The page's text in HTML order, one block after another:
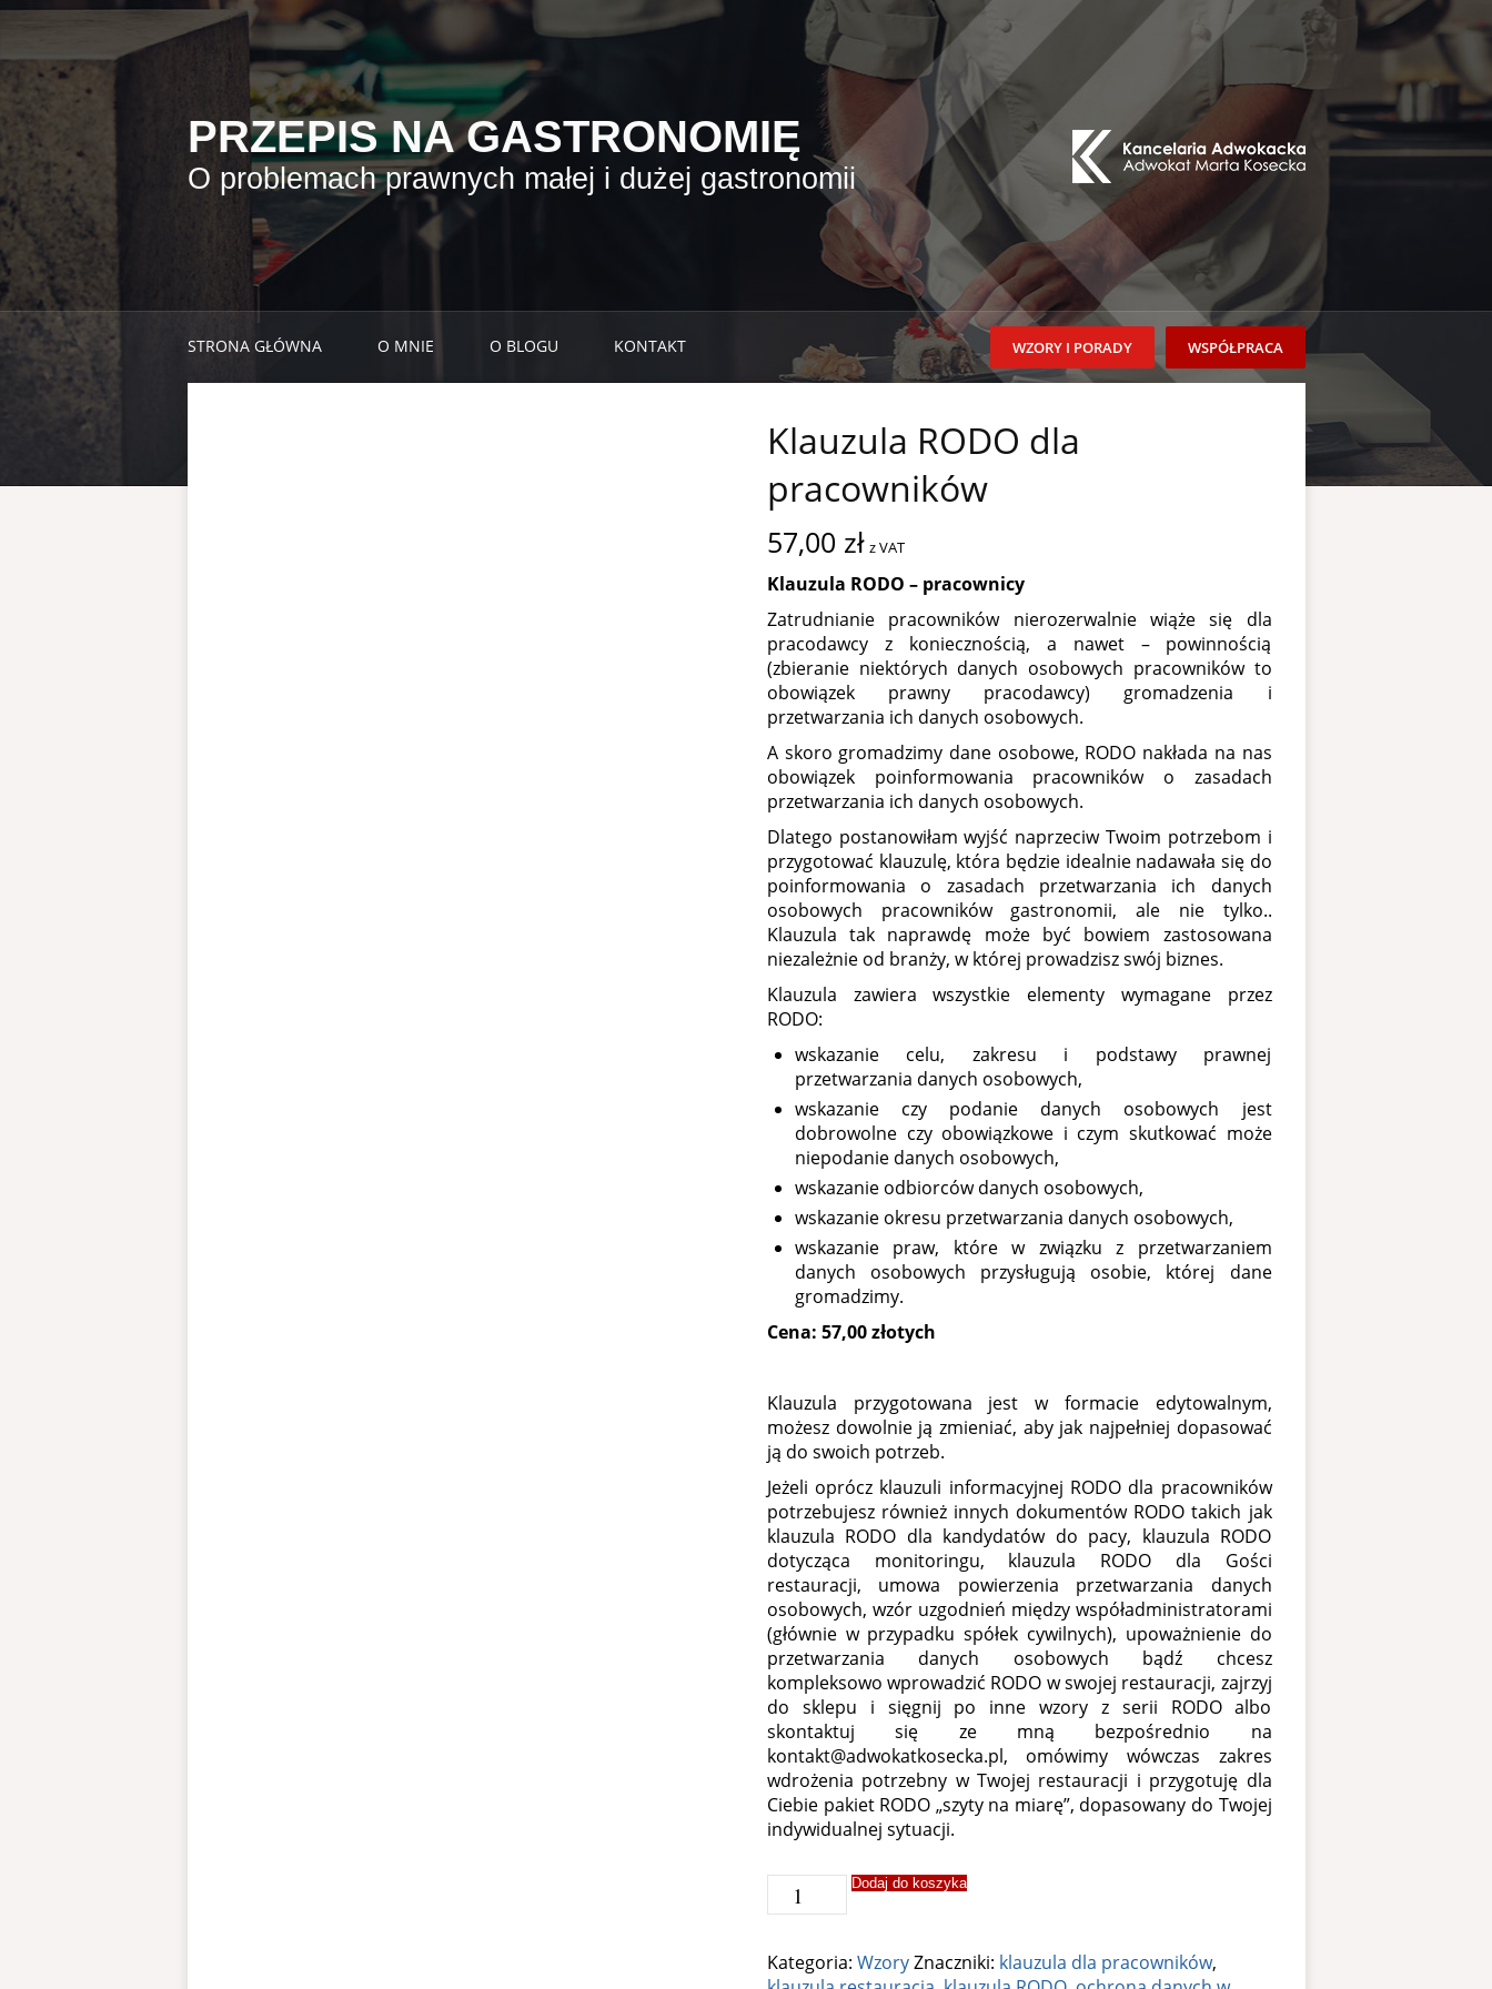
PRZEPIS NA GASTRONOMIĘ
O problemach prawnych małej i dużej gastronomii
STRONA GŁÓWNA O MNIE O BLOGU KONTAKT WSPÓŁPRACA
WZORY I PORADY
Klauzula RODO dla
pracowników
57,00 zł z VAT
Klauzula RODO – pracownicy
Zatrudnianie pracowników nierozerwalnie wiąże się dla
pracodawcy z koniecznością, a nawet – powinnością
(zbieranie niektórych danych osobowych pracowników to
obowiązek prawny pracodawcy) gromadzenia i
przetwarzania ich danych osobowych.
A skoro gromadzimy dane osobowe, RODO nakłada na nas
obowiązek poinformowania pracowników o zasadach
przetwarzania ich danych osobowych.
Dlatego postanowiłam wyjść naprzeciw Twoim potrzebom i
przygotować klauzulę, która będzie idealnie nadawała się do
poinformowania o zasadach przetwarzania ich danych
osobowych pracowników gastronomii, ale nie tylko..
Klauzula tak naprawdę może być bowiem zastosowana
niezależnie od branży, w której prowadzisz swój biznes.
Klauzula zawiera wszystkie elementy wymagane przez
RODO:
wskazanie celu, zakresu i podstawy prawnej
przetwarzania danych osobowych,
wskazanie czy podanie danych osobowych jest
dobrowolne czy obowiązkowe i czym skutkować może
niepodanie danych osobowych,
wskazanie odbiorców danych osobowych,
wskazanie okresu przetwarzania danych osobowych,
wskazanie praw, które w związku z przetwarzaniem
danych osobowych przysługują osobie, której dane
gromadzimy.
Cena: 57,00 złotych
Klauzula przygotowana jest w formacie edytowalnym,
możesz dowolnie ją zmieniać, aby jak najpełniej dopasować
ją do swoich potrzeb.
Jeżeli oprócz klauzuli informacyjnej RODO dla pracowników
potrzebujesz również innych dokumentów RODO takich jak
klauzula RODO dla kandydatów do pacy, klauzula RODO
dotycząca monitoringu, klauzula RODO dla Gości
restauracji, umowa powierzenia przetwarzania danych
osobowych, wzór uzgodnień między współadministratorami
(głównie w przypadku spółek cywilnych), upoważnienie do
przetwarzania danych osobowych bądź chcesz
kompleksowo wprowadzić RODO w swojej restauracji, zajrzyj
do sklepu i sięgnij po inne wzory z serii RODO albo
skontaktuj się ze mną bezpośrednio na
kontakt@adwokatkosecka.pl, omówimy wówczas zakres
wdrożenia potrzebny w Twojej restauracji i przygotuję dla
Ciebie pakiet RODO „szyty na miarę”, dopasowany do Twojej
indywidualnej sytuacji.
ilość
Klauzula
dla
pracowników
Dodaj do koszyka
Kategoria: WzoryZnaczniki: klauzula dla pracowników,